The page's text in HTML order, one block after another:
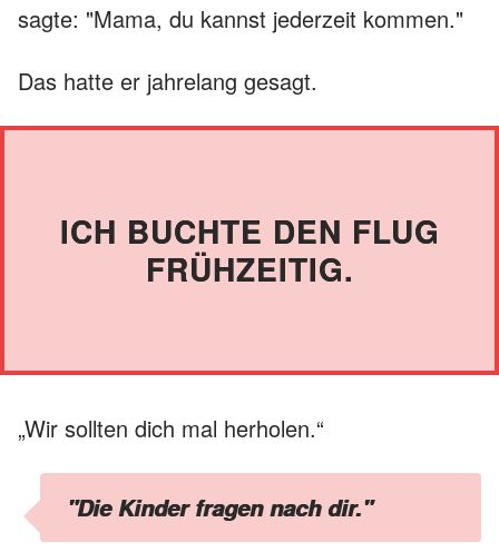
sagte: "Mama, du kannst jederzeit kommen."
Das hatte er jahrelang gesagt.
ICH BUCHTE DEN FLUG
FRÜHZEITIG.
„Wir sollten dich mal herholen.“
"Die Kinder fragen nach dir."